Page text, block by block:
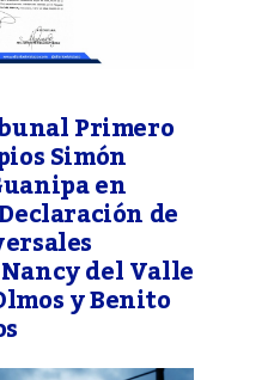
Primero
Simón
en
de
del Valle
y Benito